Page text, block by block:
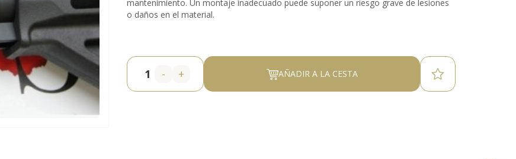
mantenimiento. Un montaje inadecuado puede suponer un riesgo grave de lesiones
o daños en el material.
- + AÑADIR A LA CESTA